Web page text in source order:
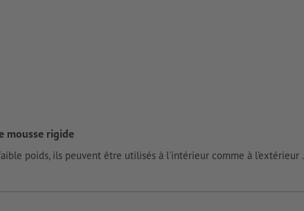
mousse rigide
poids, ils peuvent être utilisés à l'intérieur comme à l'extérieur .